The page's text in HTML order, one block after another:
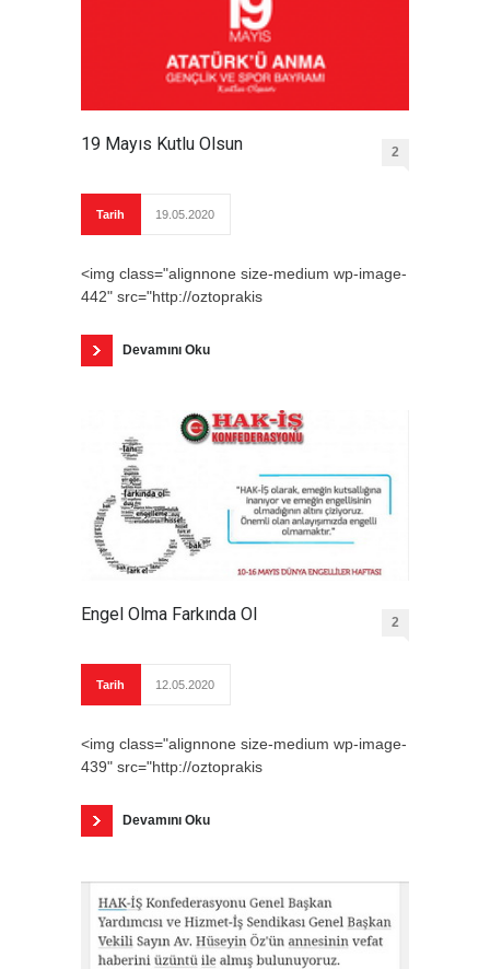
19 Mayıs Kutlu Olsun 2
Tarih 19.05.2020
<img class="alignnone size-medium wp-image-
442" src="http://oztoprakis
Devamını Oku
Engel Olma Farkında Ol 2
Tarih 12.05.2020
<img class="alignnone size-medium wp-image-
439" src="http://oztoprakis
Devamını Oku